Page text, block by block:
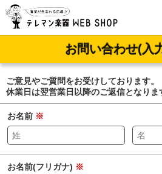
お問い合わせ(入
ご意見やご質問をお受けしております。
休業日は翌営業日以降のご返信となりま
お名前 ※
お名前(フリガナ) ※